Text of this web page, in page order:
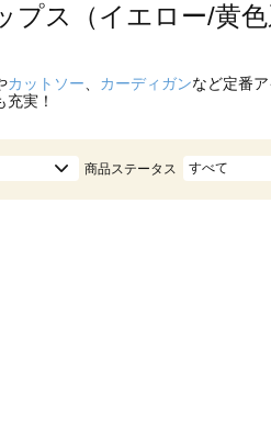
プス（イエロー/黄
カットソー カーディガンなど定番
充実！
商品ステータス すべて